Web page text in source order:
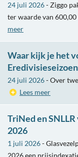
24 juli 2026- Ziggo
ter waarde van
meer
Waar kijk je het
24 juli 2026- Over
Lees meer
TriNed en
2026
1 juli 2026-
2026 een